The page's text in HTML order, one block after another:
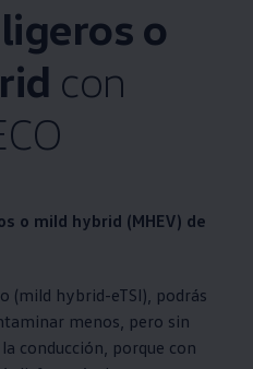
o
con
o mild hybrid (MHEV) de
(mild hybrid-eTSI), podrás
menos, pero sin
conducción, porque con